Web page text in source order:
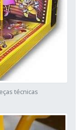
técnicas